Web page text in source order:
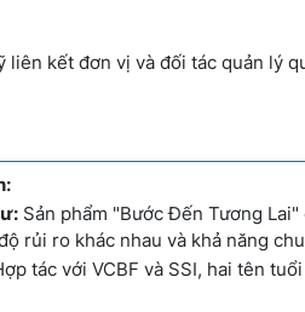
kết đơn vị và đối tác quản lý
Sản phẩm "Bước Đến Tương
rủi ro khác nhau và khả năng
tác với VCBF và SSI, hai tên